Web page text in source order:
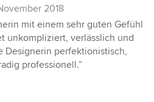
2018
mit einem sehr guten Gefühl
unkompliziert, verlässlich und
Designerin perfektionistisch,
professionell.”